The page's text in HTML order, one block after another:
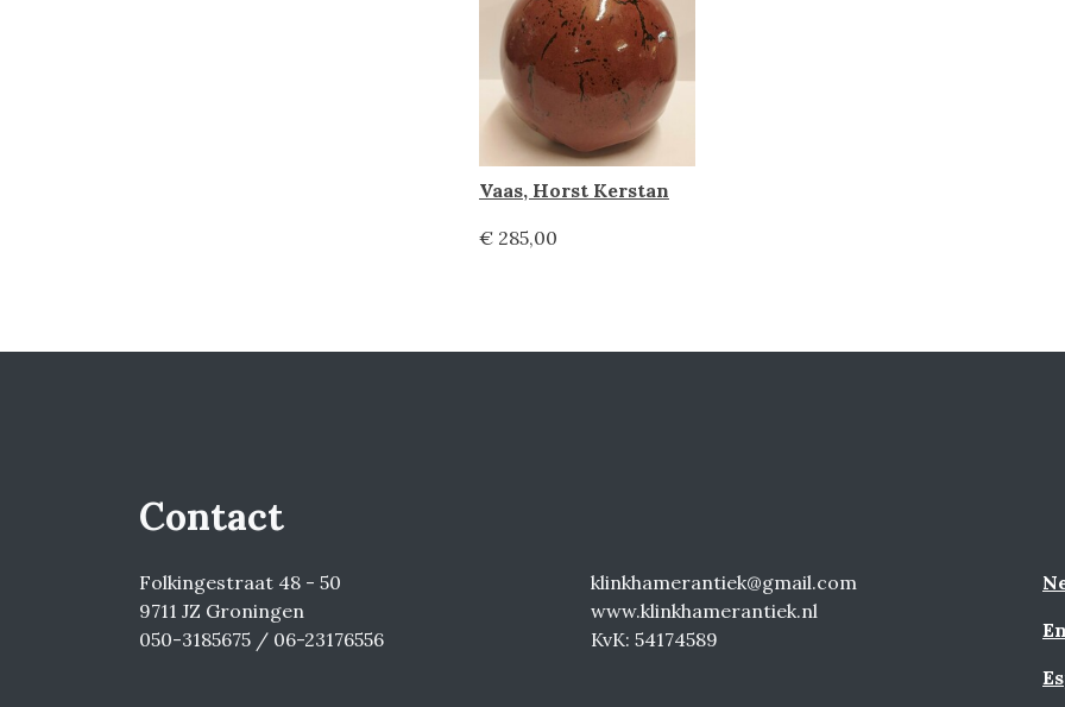
Vaas, Horst Kerstan
€ 285,00
Contact
Folkingestraat 48 - 50
9711 JZ Groningen
050-3185675 / 06-23176556
klinkhamerantiek@gmail.com
www.klinkhamerantiek.nl
KvK: 54174589